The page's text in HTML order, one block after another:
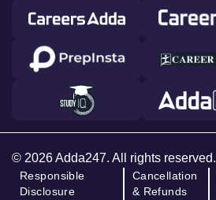
© 2026 Adda247. All rights reserved.
Responsible
Disclosure
Cancellation
& Refunds